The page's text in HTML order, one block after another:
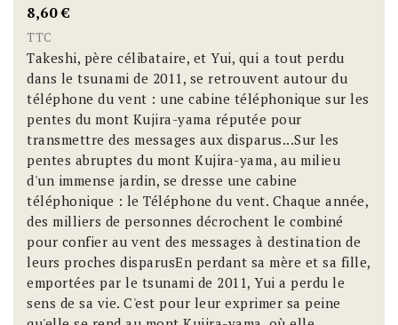
8,60 €
TTC
Takeshi, père célibataire, et Yui, qui a tout perdu
dans le tsunami de 2011, se retrouvent autour du
téléphone du vent : une cabine téléphonique sur les
pentes du mont Kujira-yama réputée pour
transmettre des messages aux disparus...Sur les
pentes abruptes du mont Kujira-yama, au milieu
d'un immense jardin, se dresse une cabine
téléphonique : le Téléphone du vent. Chaque année,
des milliers de personnes décrochent le combiné
pour confier au vent des messages à destination de
leurs proches disparusEn perdant sa mère et sa fille,
emportées par le tsunami de 2011, Yui a perdu le
sens de sa vie. C'est pour leur exprimer sa peine